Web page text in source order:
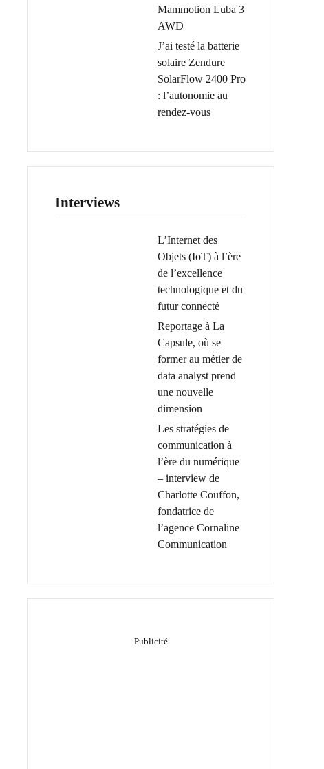
Mammotion Luba 3
AWD
J’ai testé la batterie
solaire Zendure
SolarFlow 2400 Pro
: l’autonomie au
rendez-vous
Interviews
L’Internet des
Objets (IoT) à l’ère
de l’excellence
technologique et du
futur connecté
Reportage à La
Capsule, où se
former au métier de
data analyst prend
une nouvelle
dimension
Les stratégies de
communication à
l’ère du numérique
– interview de
Charlotte Couffon,
fondatrice de
l’agence Cornaline
Communication